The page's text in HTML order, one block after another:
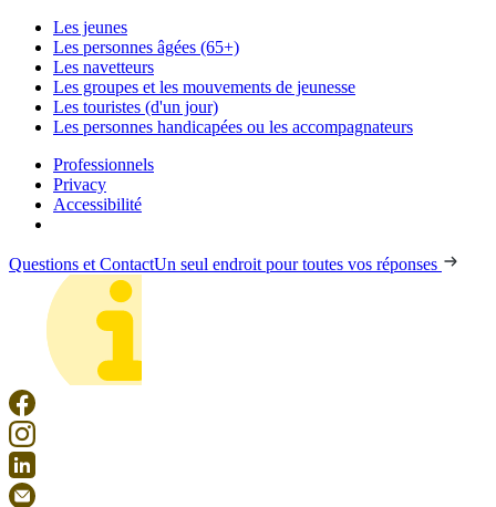
Les jeunes
Les personnes âgées (65+)
Les navetteurs
Les groupes et les mouvements de jeunesse
Les touristes (d'un jour)
Les personnes handicapées ou les accompagnateurs
Professionnels
Privacy
Accessibilité
Questions et ContactUn seul endroit pour toutes vos réponses